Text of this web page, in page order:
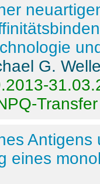
G.
Transfer
eines